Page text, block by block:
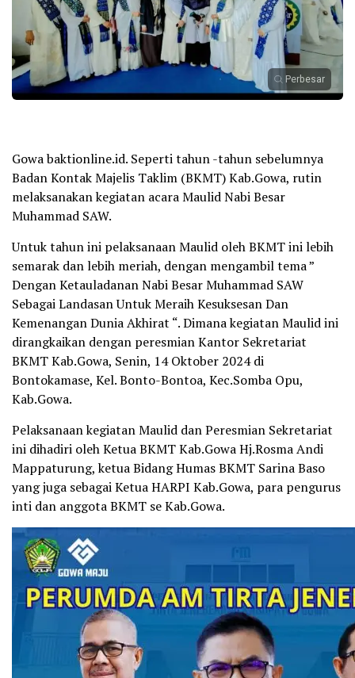
Perbesar
Gowa baktionline.id. Seperti tahun -tahun sebelumnya
Badan Kontak Majelis Taklim (BKMT) Kab.Gowa, rutin
melaksanakan kegiatan acara Maulid Nabi Besar
Muhammad SAW.
Untuk tahun ini pelaksanaan Maulid oleh BKMT ini lebih
semarak dan lebih meriah, dengan mengambil tema ”
Dengan Ketauladanan Nabi Besar Muhammad SAW
Sebagai Landasan Untuk Meraih Kesuksesan Dan
Kemenangan Dunia Akhirat “. Dimana kegiatan Maulid ini
dirangkaikan dengan peresmian Kantor Sekretariat
BKMT Kab.Gowa, Senin, 14 Oktober 2024 di
Bontokamase, Kel. Bonto-Bontoa, Kec.Somba Opu,
Kab.Gowa.
Pelaksanaan kegiatan Maulid dan Peresmian Sekretariat
ini dihadiri oleh Ketua BKMT Kab.Gowa Hj.Rosma Andi
Mappaturung, ketua Bidang Humas BKMT Sarina Baso
yang juga sebagai Ketua HARPI Kab.Gowa, para pengurus
inti dan anggota BKMT se Kab.Gowa.